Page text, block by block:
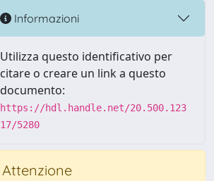
Informazioni
Utilizza questo identificativo per
citare o creare un link a questo
documento:
https://hdl.handle.net/20.500.123
17/5280
Attenzione